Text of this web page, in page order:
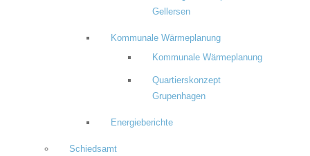
Gellersen
Kommunale Wärmeplanung
Kommunale Wärmeplanung
Quartierskonzept
Grupenhagen
Energieberichte
Schiedsamt